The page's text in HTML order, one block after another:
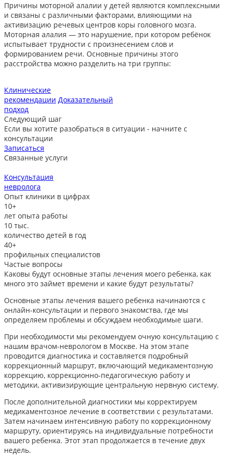
Причины моторной алалии у детей являются комплексными
и связаны с различными факторами, влияющими на
активизацию речевых центров коры головного мозга.
Моторная алалия — это нарушение, при котором ребёнок
испытывает трудности с произнесением слов и
формированием речи. Основные причины этого
расстройства можно разделить на три группы:
Клинические
рекомендации Доказательный
подход
Следующий шаг
Если вы хотите разобраться в ситуации - начните с
консультации
Записаться
Связанные услуги
Консультация
невролога
Опыт клиники в цифрах
10+
лет опыта работы
10 тыс.
количество детей в год
40+
профильных специалистов
Частые вопросы
Каковы будут основные этапы лечения моего ребенка, как
много это займет времени и какие будут результаты?
Основные этапы лечения вашего ребенка начинаются с
онлайн-консультации и первого знакомства, где мы
определяем проблемы и обсуждаем необходимые шаги.
При необходимости мы рекомендуем очную консультацию с
нашим врачом-неврологом в Москве. На этом этапе
проводится диагностика и составляется подробный
коррекционный маршрут, включающий медикаментозную
коррекцию, коррекционно-педагогическую работу и
методики, активизирующие центральную нервную систему.
После дополнительной диагностики мы корректируем
медикаментозное лечение в соответствии с результатами.
Затем начинаем интенсивную работу по коррекционному
маршруту, ориентируясь на индивидуальные потребности
вашего ребенка. Этот этап продолжается в течение двух
недель.